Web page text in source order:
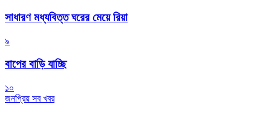
সাধারণ মধ্যবিত্ত ঘরের মেয়ে রিয়া
৯
বাপের বাড়ি যাচ্ছি
১০
জনপ্রিয় সব খবর